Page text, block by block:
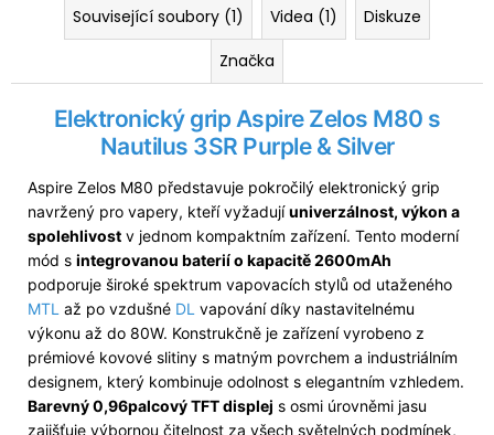
Související soubory (1)
Videa (1)
Diskuze
Značka
Elektronický grip Aspire Zelos M80 s
Nautilus 3SR Purple & Silver
Aspire Zelos M80 představuje pokročilý elektronický grip
navržený pro vapery, kteří vyžadujíuniverzálnost, výkon a
spolehlivost v jednom kompaktním zařízení. Tento moderní
mód s integrovanou baterií o kapacitě 2600mAh
podporuje široké spektrum vapovacích stylů od utaženého
MTL až po vzdušné DL vapování díky nastavitelnému
výkonu až do 80W. Konstrukčně je zařízení vyrobeno z
prémiové kovové slitiny s matným povrchem a industriálním
designem, který kombinuje odolnost s elegantním vzhledem.
Barevný 0,96palcový TFT displej s osmi úrovněmi jasu
zajišťuje výbornou čitelnost za všech světelných podmínek,